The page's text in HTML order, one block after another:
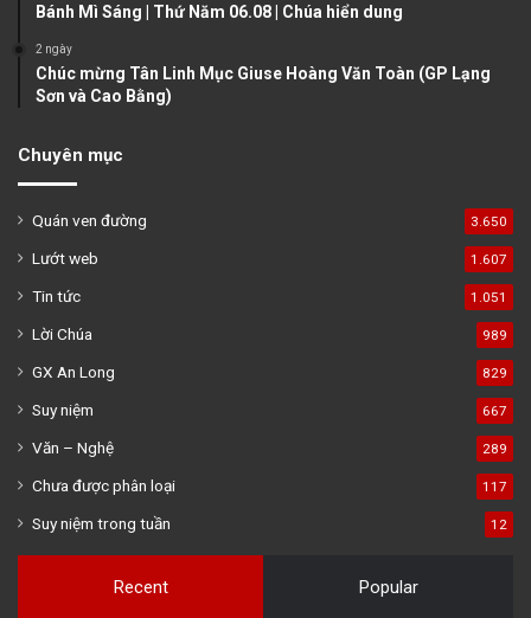
Bánh Mì Sáng | Thứ Năm 06.08 | Chúa hiển dung
2 ngày
Chúc mừng Tân Linh Mục Giuse Hoàng Văn Toàn (GP Lạng
Sơn và Cao Bằng)
Chuyên mục
Quán ven đường 3.650
Lướt web 1.607
Tin tức 1.051
Lời Chúa 989
GX An Long 829
Suy niệm 667
Văn – Nghệ 289
Chưa được phân loại 117
Suy niệm trong tuần 12
Recent Popular